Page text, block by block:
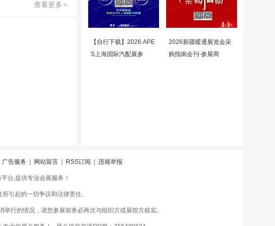
查看更多 >
【自行下载】2026 APE
S上海国际汽配展参
2026新疆暖通展览会采
购指南会刊-参展商
广告服务 网站留言 RSS订阅 违规举报
台,提供专业会展服务！
引起的一切争议和法律责任。
行的情况，请您参展前务必再次与组织方或展馆方核实。